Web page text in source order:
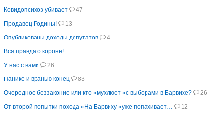
Ковидопсихоз убивает
47
Продавец Родины!
13
Опубликованы доходы депутатов
4
Вся правда о короне!
У нас с вами
26
Панике и вранью конец
83
Очередное беззаконие или кто «мухлюет «с выборами в Барвихе?
26
От второй попытки похода «На Барвиху «уже попахивает…
12